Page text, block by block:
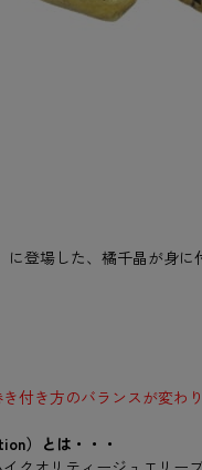
に登場した、橘千晶が身
付き方のバランスが変わり
）とは・・・